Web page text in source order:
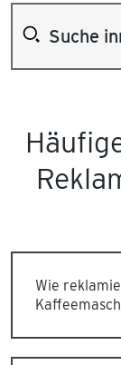
Wie